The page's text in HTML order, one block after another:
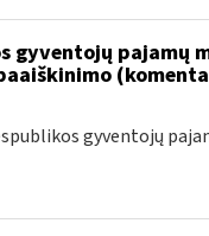
gyventojų pajamų
gyventojų